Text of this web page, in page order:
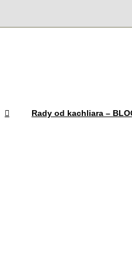
Rady od kachliara –